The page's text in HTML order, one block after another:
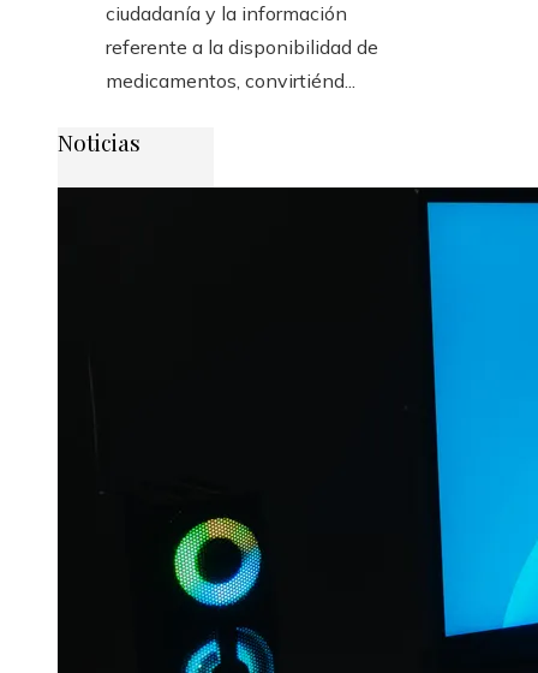
ciudadanía y la información
referente a la disponibilidad de
medicamentos, convirtiénd...
Noticias